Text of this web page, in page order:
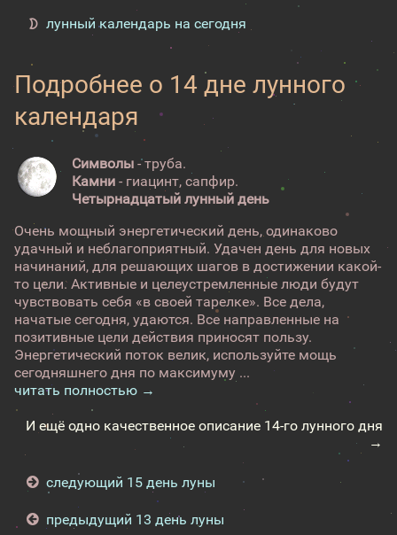
лунный календарь на сегодня
Подробнее о 14 дне лунного
календаря
Символы - труба.
Камни - гиацинт, сапфир.
Четырнадцатый лунный день
Очень мощный энергетический день, одинаково
удачный и неблагоприятный. Удачен день для новых
начинаний, для решающих шагов в достижении какой-
то цели. Активные и целеустремленные люди будут
чувствовать себя «в своей тарелке». Все дела,
начатые сегодня, удаются. Все направленные на
позитивные цели действия приносят пользу.
Энергетический поток велик, используйте мощь
сегодняшнего дня по максимуму ...
читать полностью →
И ещё одно качественное описание 14-го лунного дня
→
следующий 15 день луны
предыдущий 13 день луны